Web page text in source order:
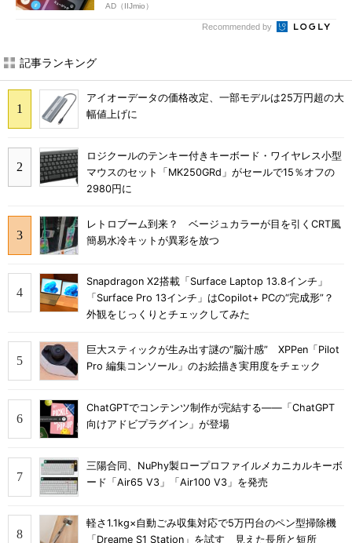
AD（IIJmio）
Recommended by
記事ランキング
アイオーデータの価格改定、一部モデルは25万円超の大
幅値上げに
ロジクールのテンキー付きキーボード・ワイヤレス小型
マウスのセット「MK250GRd」がセールで15％オフの
2980円に
レトロブーム到来？ ベージュカラーが目を引くCRT風
簡易水冷キットが異彩を放つ
Snapdragon X2搭載「Surface Laptop 13.8インチ」
「Surface Pro 13インチ」はCopilot+ PCの“完成形”？
外観をじっくりとチェックしてみた
巨大スティックが生み出す謎の“脳汁感” XPPen「Pilot
Pro 編集コンソール」のお絵描き実用度をチェック
ChatGPTでコンテンツ制作が完結する――「ChatGPT
向けアドビプラグイン」が登場
三陽合同、NuPhy製ロープロファイルメカニカルキーボ
ード「Air65 V3」「Air100 V3」を発売
軽さ1.1kg×自動ごみ収集対応で5万円台のペン型掃除機
「Dreame S1 Station」を試す 見えた長所と短所